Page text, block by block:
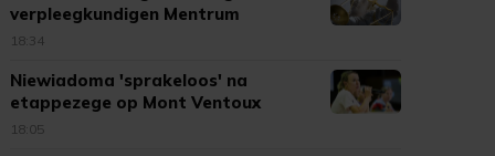
verpleegkundigen Mentrum
18:34
Niewiadoma 'sprakeloos' na
etappezege op Mont Ventoux
18:05